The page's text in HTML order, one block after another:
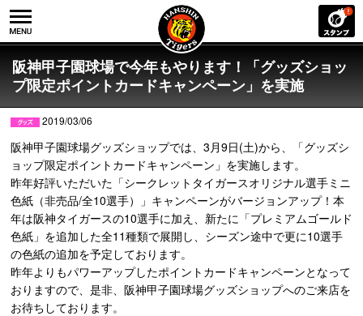
阪神甲子園球場で今年もやります！「グッズショッ
プ限定ポイントカードキャンペーン」を実施
2019/03/06
阪神甲子園球場グッズショップでは、3月9日(土)から、「グッズシ
ョップ限定ポイントカードキャンペーン」を実施します。
昨年好評いただいた「シークレットタイガースオリジナル選手ミニ
色紙（非売品/全10選手）」キャンペーンがバージョンアップ！本
年は阪神タイガースの10選手に加え、新たに「プレミアムゴールド
色紙」を追加した全11種類で展開し、シーズン途中で更に10選手
の色紙の追加を予定しております。
昨年よりもパワーアップしたポイントカードキャンペーンとなって
おりますので、是非、阪神甲子園球場グッズショップへのご来店を
お待ちしております。